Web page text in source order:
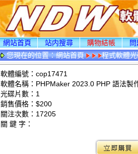
網站首頁 站内搜尋 購物結帳 問
您現在的位置：網站首頁 程式軟體
軟體編號：cop17471
軟體名稱：PHPMaker 2023.0 PHP 語法製
光碟片數：1
銷售價格：$200
關注次數： 17205
關 鍵 字：